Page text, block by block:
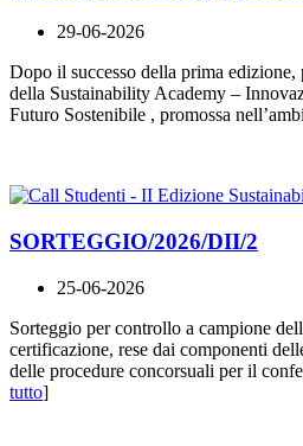
29-06-2026
Dopo il successo della prima
della Sustainability Academy –
Futuro Sostenibile , promossa
SORTEGGIO/2026/DII/2
25-06-2026
Sorteggio per controllo a campione
certificazione, rese dai componenti
delle procedure concorsuali per il
tutto]